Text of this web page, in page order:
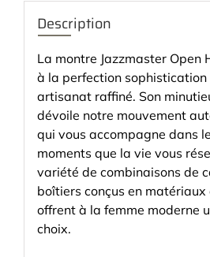
Description
La montre Jazzmaster Open
à la perfection
artisanat raffiné. Son
dévoile notre mouvement
qui vous accompagne dans
moments que la vie vous
variété de combinaisons de
boîtiers conçus en
offrent à la femme moderne
choix.